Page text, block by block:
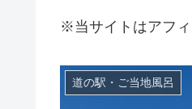
※当サイトはアフ
道の駅・ご当地風呂